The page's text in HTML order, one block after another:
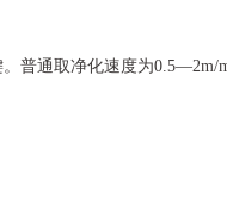
普通取净化速度为0.5—2m/